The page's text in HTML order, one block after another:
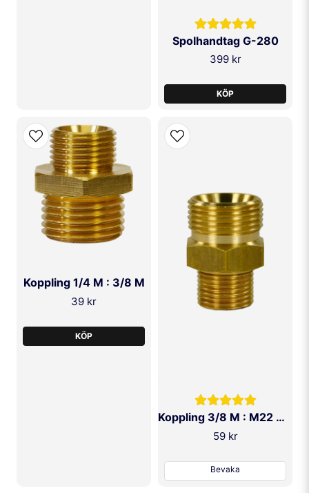
Spolhandtag G-280
399 kr
KÖP
Koppling 1/4 M : 3/8 M
39 kr
KÖP
Koppling 3/8 M : M22 M Ø15
59 kr
Bevaka